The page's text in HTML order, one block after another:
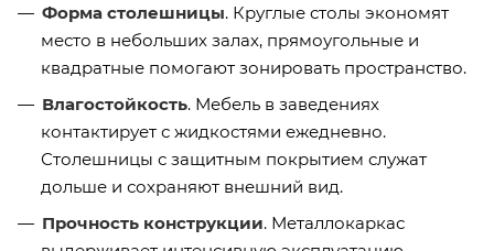
Форма столешницы. Круглые столы экономят
место в небольших залах, прямоугольные и
квадратные помогают зонировать пространство.
Влагостойкость. Мебель в заведениях
контактирует с жидкостями ежедневно.
Столешницы с защитным покрытием служат
дольше и сохраняют внешний вид.
Прочность конструкции. Металлокаркас